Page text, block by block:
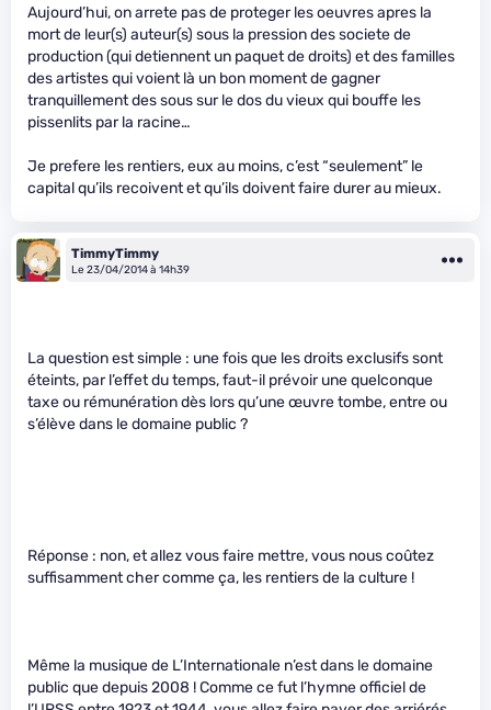
Aujourd’hui, on arrete pas de proteger les oeuvres apres la
mort de leur(s) auteur(s) sous la pression des societe de
production (qui detiennent un paquet de droits) et des familles
des artistes qui voient là un bon moment de gagner
tranquillement des sous sur le dos du vieux qui bouffe les
pissenlits par la racine…
Je prefere les rentiers, eux au moins, c’est “seulement” le
capital qu’ils recoivent et qu’ils doivent faire durer au mieux.
TimmyTimmy
Le 23/04/2014 à 14h39
La question est simple : une fois que les droits exclusifs sont
éteints, par l’effet du temps, faut-il prévoir une quelconque
taxe ou rémunération dès lors qu’une œuvre tombe, entre ou
s’élève dans le domaine public ?
Réponse : non, et allez vous faire mettre, vous nous coûtez
suffisamment cher comme ça, les rentiers de la culture !
Même la musique de L’Internationale n’est dans le domaine
public que depuis 2008 ! Comme ce fut l’hymne officiel de